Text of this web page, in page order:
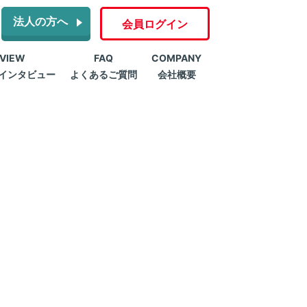
法人の方へ 会員ログイン
ンタビュー
FAQ
よくあるご質問
COMPANY
会社概要